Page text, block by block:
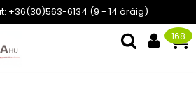
+36(30)563-6134 (9 - 14 óráig)
168